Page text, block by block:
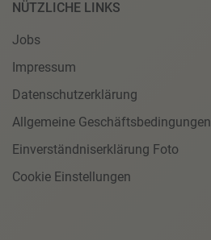
NÜTZLICHE LINKS
Jobs
Impressum
Datenschutzerklärung
Allgemeine Geschäftsbedingungen
Einverständniserklärung Foto
Cookie Einstellungen